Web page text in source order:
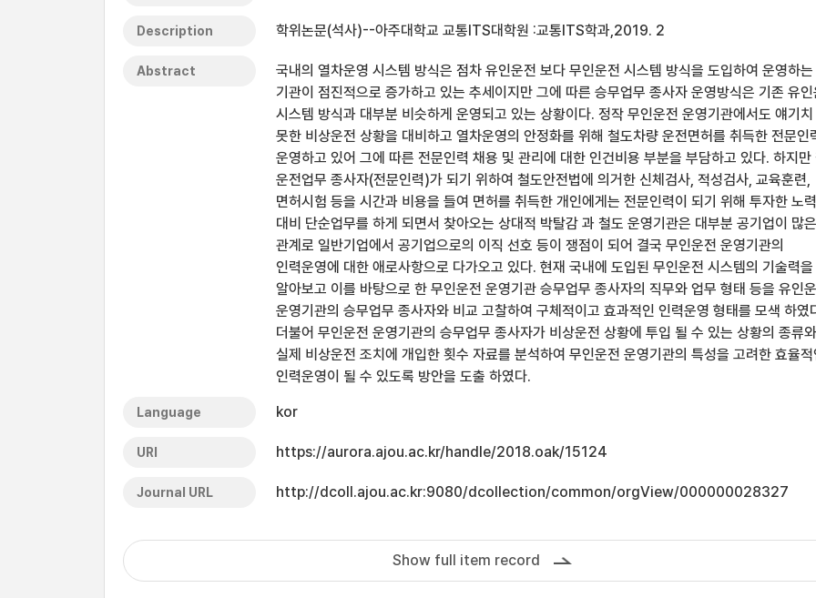
Description 학위논문(석사)--아주대학교 교통ITS대학원 :교통ITS학과,2019. 2
Abstract
국내의 열차운영 시스템 방식은 점차 유인운전 보다 무인운전 시스템 방식을 도입하여 운영하는
기관이 점진적으로 증가하고 있는 추세이지만 그에 따른 승무업무 종사자 운영방식은 기존 유인
시스템 방식과 대부분 비슷하게 운영되고 있는 상황이다. 정작 무인운전 운영기관에서도 얘기치
못한 비상운전 상황을 대비하고 열차운영의 안정화를 위해 철도차량 운전면허를 취득한 전문인
운영하고 있어 그에 따른 전문인력 채용 및 관리에 대한 인건비용 부분을 부담하고 있다. 하지만
운전업무 종사자(전문인력)가 되기 위하여 철도안전법에 의거한 신체검사, 적성검사, 교육훈련,
면허시험 등을 시간과 비용을 들여 면허를 취득한 개인에게는 전문인력이 되기 위해 투자한 노력
대비 단순업무를 하게 되면서 찾아오는 상대적 박탈감 과 철도 운영기관은 대부분 공기업이 많은
관계로 일반기업에서 공기업으로의 이직 선호 등이 쟁점이 되어 결국 무인운전 운영기관의
인력운영에 대한 애로사항으로 다가오고 있다. 현재 국내에 도입된 무인운전 시스템의 기술력을
알아보고 이를 바탕으로 한 무인운전 운영기관 승무업무 종사자의 직무와 업무 형태 등을 유인
운영기관의 승무업무 종사자와 비교 고찰하여 구체적이고 효과적인 인력운영 형태를 모색 하였
더불어 무인운전 운영기관의 승무업무 종사자가 비상운전 상황에 투입 될 수 있는 상황의 종류와
실제 비상운전 조치에 개입한 횟수 자료를 분석하여 무인운전 운영기관의 특성을 고려한 효율적
인력운영이 될 수 있도록 방안을 도출 하였다.
Language kor
URI https://aurora.ajou.ac.kr/handle/2018.oak/15124
Journal URL http://dcoll.ajou.ac.kr:9080/dcollection/common/orgView/000000028327
Show full item record